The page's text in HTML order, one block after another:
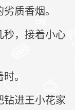
质香烟。
，接着小心
。
进王小花家